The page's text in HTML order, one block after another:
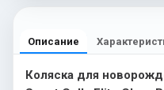
Описание
Коляска для